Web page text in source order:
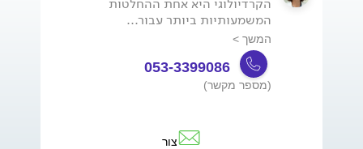
המשמעותיות ביותר עבור...
המשך >
053-3399086
(מספר מקשר)
צור